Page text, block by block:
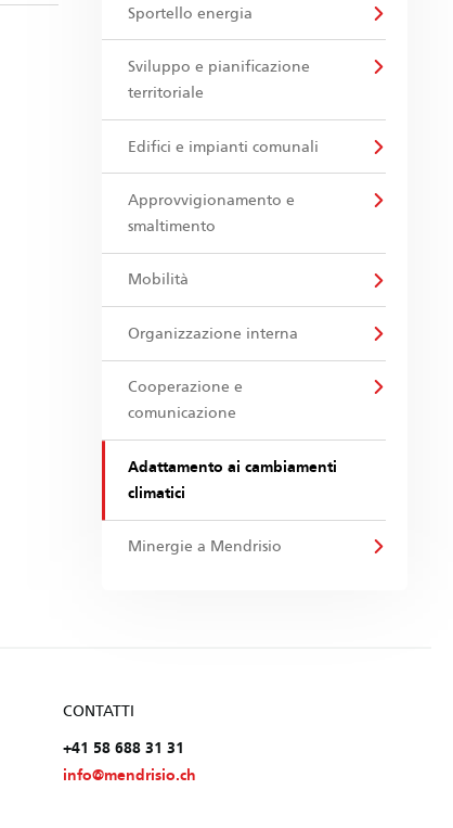
Sportello energia
Sviluppo e pianificazione
territoriale
Edifici e impianti comunali
Approvvigionamento e
smaltimento
Mobilità
Organizzazione interna
Cooperazione e
comunicazione
Adattamento ai cambiamenti
climatici
Minergie a Mendrisio
CONTATTI
+41 58 688 31 31
info@mendrisio.ch